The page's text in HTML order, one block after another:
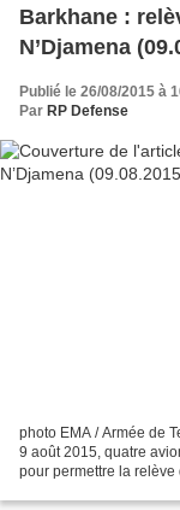
Barkhane :
N’Djamena
Publié le 26/08/2015 à
Par RP Defense
photo EMA / Armée de
9 août 2015, quatre
pour permettre la